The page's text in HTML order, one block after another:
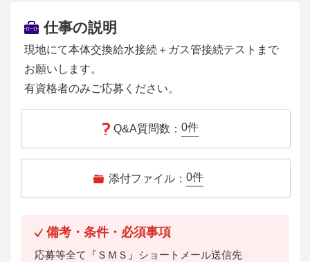
仕事の説明
現地にて本体交換給水接続＋ガス管接続テストまで
お願いします。
有資格者のみご応募ください。
Q&A質問数： 0件
添付ファイル： 0件
備考・条件・必須事項
応募等全て『ＳＭＳ』ショートメール送信先